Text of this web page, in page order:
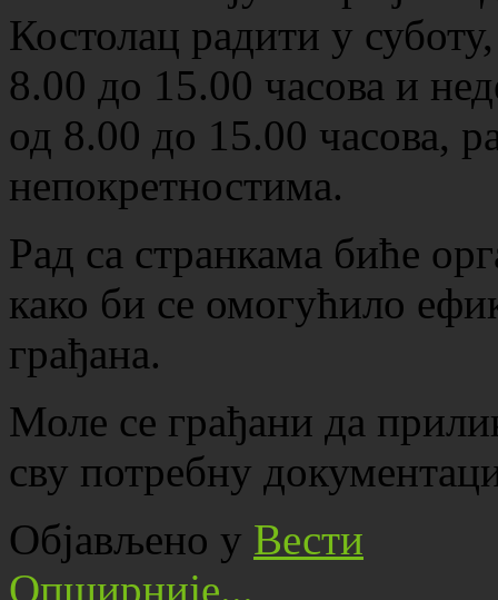
Костолац радити у
8.00 до 15.00 часова и
од 8.00 до 15.00 часова,
непокретностима.
Рад са странкама биће
како би се омогућило
грађана.
Моле се грађани да
сву потребну
Објављено у Вести
Опширније...